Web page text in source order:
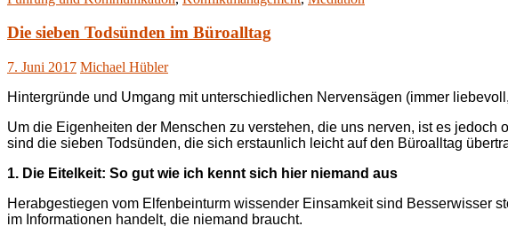
Die sieben Todsünden im Büroalltag
7. Juni 2017 Michael Hübler
Hintergründe und Umgang mit unterschiedlichen Nervensägen (immer
Um die Eigenheiten der Menschen zu verstehen, die uns nerven, ist es jedoch
sind die sieben Todsünden, die sich erstaunlich leicht auf den Büroalltag
1. Die Eitelkeit: So gut wie ich kennt sich hier niemand aus
Herabgestiegen vom Elfenbeinturm wissender Einsamkeit sind Besserwisser
im Informationen handelt, die niemand braucht.